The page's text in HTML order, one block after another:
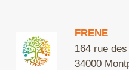
FRENE
164 rue
34000